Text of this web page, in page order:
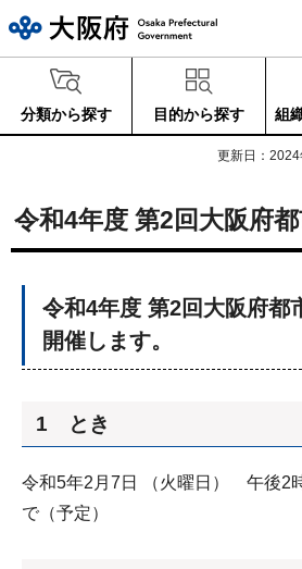
分類から探す 目的から探す 組
更新日：2024
令和4年度 第2回大阪府
令和4年度 第2回大阪府都
開催します。
1 とき
令和5年2月7日 （火曜日） 午後2
で（予定）